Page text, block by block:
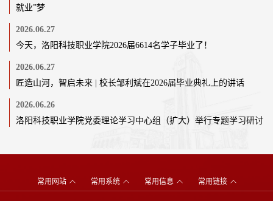
就业”梦
2026.06.27
今天，洛阳科技职业学院2026届6614名学子毕业了！
2026.06.27
匠造山河，智启未来 | 校长邹利斌在2026届毕业典礼上的讲话
2026.06.26
洛阳科技职业学院党委理论学习中心组（扩大）举行专题学习研讨
常用网站 常用系统 常用信息 常用链接